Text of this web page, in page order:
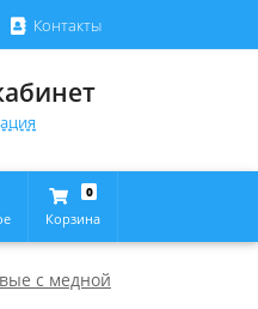
Контакты
0
Корзина
с медной